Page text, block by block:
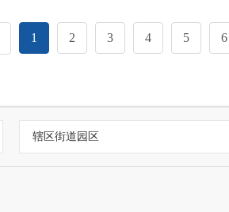
1 2 3 4 5 6
辖区街道园区